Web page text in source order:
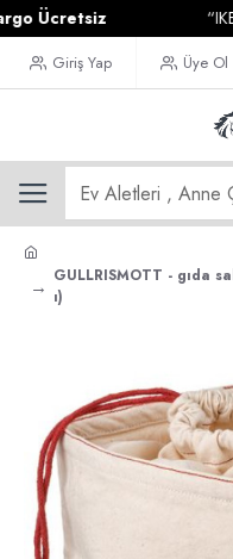
“IKEA
Giriş Yap Üye Ol
GULLRISMOTT - gıda
ı)